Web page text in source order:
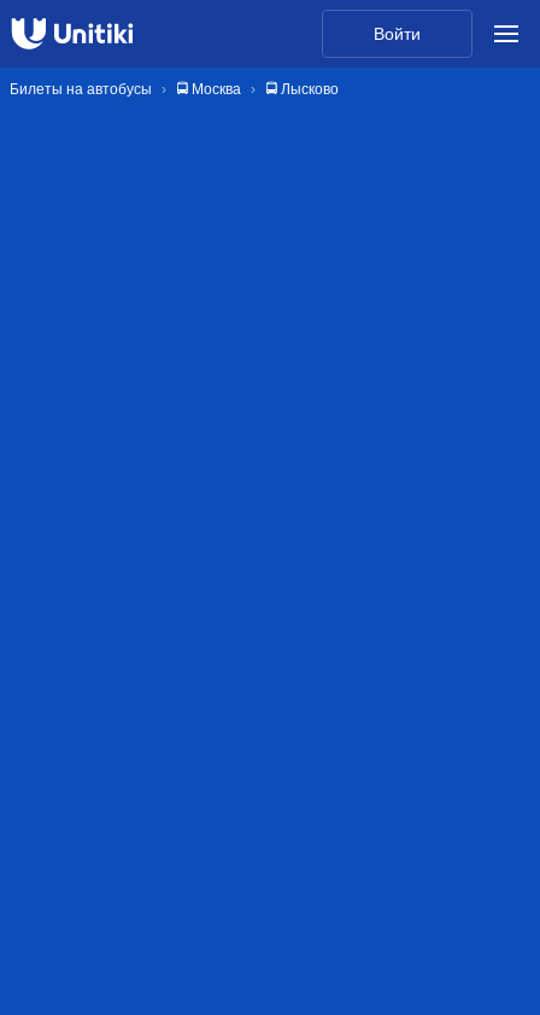
Войти
Билеты на автобусы 🚍 Москва 🚍 Лысково